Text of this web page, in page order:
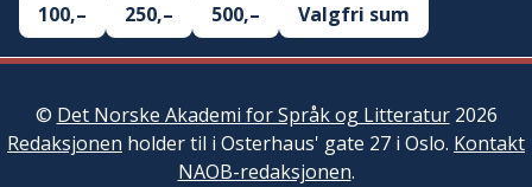
100,–
250,– 500,– Valgfri sum
© Det Norske Akademi for Språk og Litteratur2026
Redaksjonen holder til i Osterhaus' gate 27 i Oslo. Kontakt
NAOB-redaksjonen.